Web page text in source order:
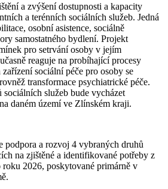
a zvýšení dostupnosti a kapacity
a terénních sociálních služeb. Jedná
osobní asistence, sociálně
samostatného bydlení. Projekt
pro setrvání osoby v jejím
reaguje na probíhající procesy
sociální péče pro osoby se
transformace psychiatrické péče.
služeb bude vycházet
daném území ve Zlínském kraji.
podpora a rozvoj 4 vybraných druhů
na zjištěné a identifikované potřeby z
2026, poskytované primárně v